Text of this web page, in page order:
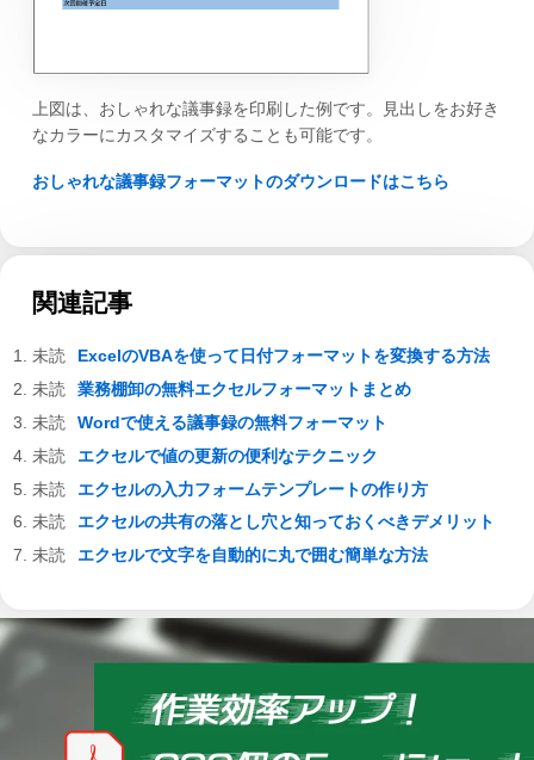
上図は、おしゃれな議事録を印刷した例です。見出しをお好き
なカラーにカスタマイズすることも可能です。
おしゃれな議事録フォーマットのダウンロードはこちら
関連記事
ExcelのVBAを使って日付フォーマットを変換する方法
業務棚卸の無料エクセルフォーマットまとめ
Wordで使える議事録の無料フォーマット
エクセルで値の更新の便利なテクニック
エクセルの入力フォームテンプレートの作り方
エクセルの共有の落とし穴と知っておくべきデメリット
エクセルで文字を自動的に丸で囲む簡単な方法